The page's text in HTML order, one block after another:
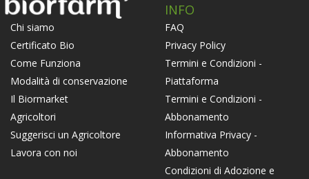
Chi siamo
Certificato Bio
Come Funziona
Modalità di conservazione
Il Biormarket
Agricoltori
Suggerisci un Agricoltore
Lavora con noi
INFO
FAQ
Privacy Policy
Termini e Condizioni -
Piattaforma
Termini e Condizioni -
Abbonamento
Informativa Privacy -
Abbonamento
Condizioni di Adozione e